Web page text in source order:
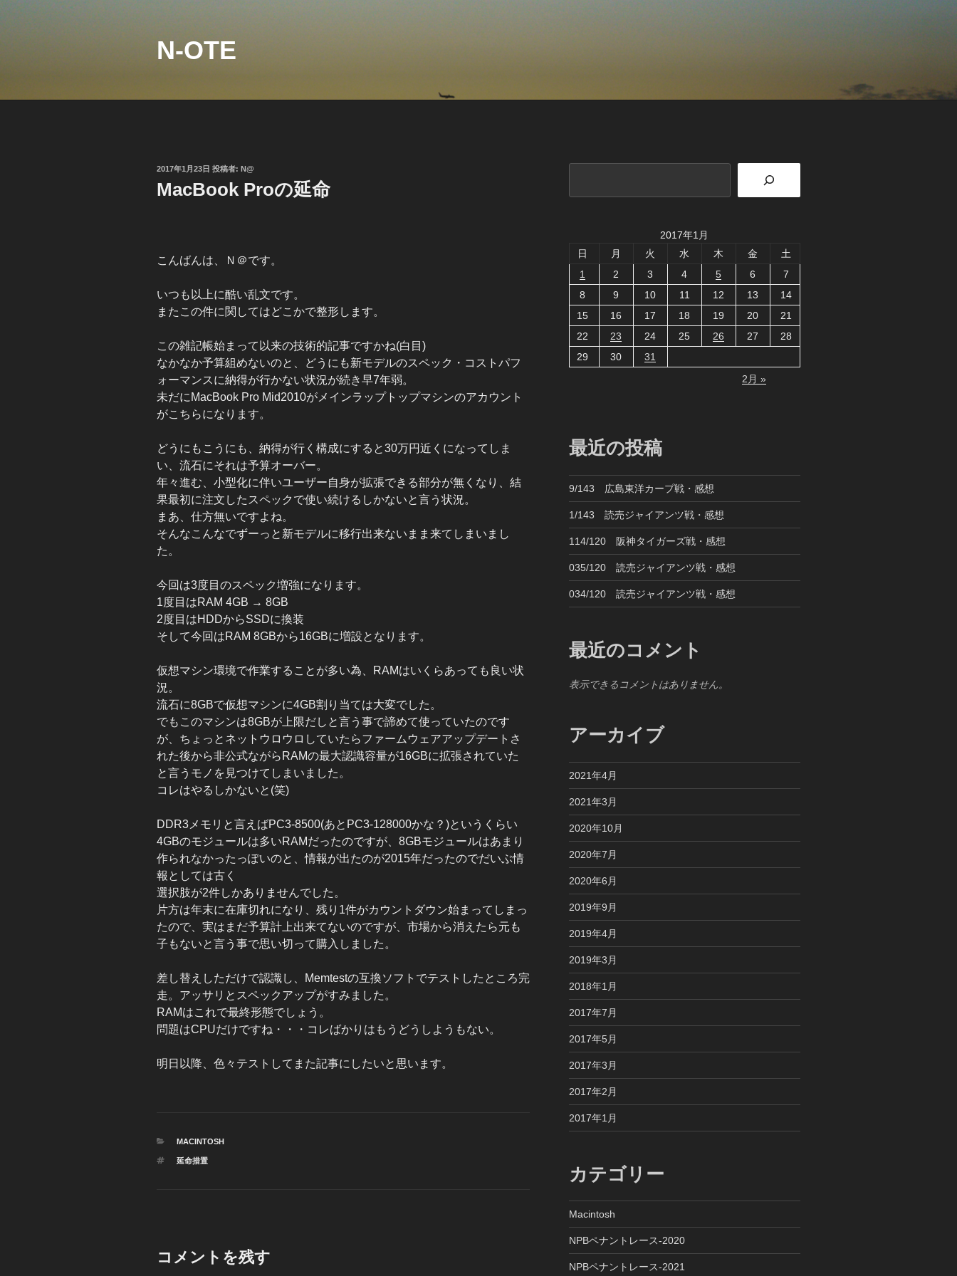
コ
N-OTE
投
日:
2017年1月23日 投稿者: N@
MacBook Proの延命
こんばんは、Ｎ＠です。
いつも以上に酷い乱文です。
またこの件に関してはどこかで整形します。
この雑記帳始まって以来の技術的記事ですかね(白目)
なかなか予算組めないのと、どうにも新モデルのスペック・コストパフ
ォーマンスに納得が行かない状況が続き早7年弱。
未だにMacBook Pro Mid2010がメインラップトップマシンのアカウント
がこちらになります。
どうにもこうにも、納得が行く構成にすると30万円近くになってしま
い、流石にそれは予算オーバー。
年々進む、小型化に伴いユーザー自身が拡張できる部分が無くなり、結
果最初に注文したスペックで使い続けるしかないと言う状況。
まあ、仕方無いですよね。
そんなこんなでずーっと新モデルに移行出来ないまま来てしまいまし
た。
今回は3度目のスペック増強になります。
1度目はRAM 4GB → 8GB
2度目はHDDからSSDに換装
そして今回はRAM 8GBから16GBに増設となります。
仮想マシン環境で作業することが多い為、RAMはいくらあっても良い状
況。
流石に8GBで仮想マシンに4GB割り当ては大変でした。
でもこのマシンは8GBが上限だしと言う事で諦めて使っていたのです
が、ちょっとネットウロウロしていたらファームウェアアップデートさ
れた後から非公式ながらRAMの最大認識容量が16GBに拡張されていた
と言うモノを見つけてしまいました。
コレはやるしかないと(笑)
DDR3メモリと言えばPC3-8500(あとPC3-128000かな？)というくらい
4GBのモジュールは多いRAMだったのですが、8GBモジュールはあまり
作られなかったっぽいのと、情報が出たのが2015年だったのでだいぶ情
報としては古く
選択肢が2件しかありませんでした。
片方は年末に在庫切れになり、残り1件がカウントダウン始まってしまっ
たので、実はまだ予算計上出来てないのですが、市場から消えたら元も
子もないと言う事で思い切って購入しました。
差し替えしただけで認識し、Memtestの互換ソフトでテストしたところ完
走。アッサリとスペックアップがすみました。
RAMはこれで最終形態でしょう。
問題はCPUだけですね・・・コレばかりはもうどうしようもない。
明日以降、色々テストしてまた記事にしたいと思います。
カ
ゴ
MACINTOSH
タ
延命措置
コメントを残す
2017年1月
日
月 火 水 木 金
土
1
2 3 4 5 6
7
8
9 10 11 12 13
14
15
16 17 18 19 20
21
22
23 24 25 26 27
28
29
30
31
2月 »
最近の投稿
9/143 広島東洋カープ戦・感想
1/143 読売ジャイアンツ戦・感想
114/120 阪神タイガーズ戦・感想
035/120 読売ジャイアンツ戦・感想
034/120 読売ジャイアンツ戦・感想
最近のコメント
表示できるコメントはありません。
アーカイブ
2021年4月
2021年3月
2020年10月
2020年7月
2020年6月
2019年9月
2019年4月
2019年3月
2018年1月
2017年7月
2017年5月
2017年3月
2017年2月
2017年1月
カテゴリー
Macintosh
NPBペナントレース-2020
NPBペナントレース-2021